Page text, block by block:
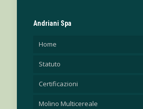
Andriani Spa
Home
Statuto
Certificazioni
Molino Multicereale